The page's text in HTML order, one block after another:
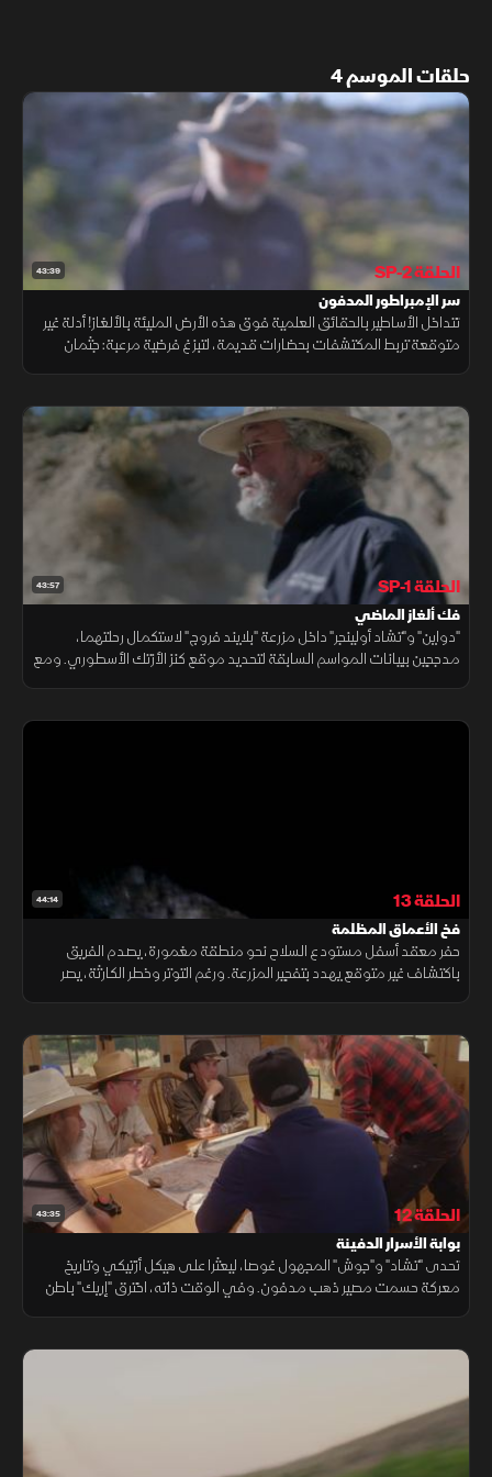
حلقات الموسم 4
43:39 الحلقة SP-2
سر الإمبراطور المدفون
تتداخل الأساطير بالحقائق العلمية فوق هذه الأرض المليئة بالألغاز! أدلة غير
متوقعة تربط المكتشفات بحضارات قديمة، لتبزغ فرضية مرعبة: جثمان
43:57 الحلقة SP-1
فك ألغاز الماضي
"دواين" و"تشاد أولينجر" داخل مزرعة "بلايند فروج" لاستكمال رحلتهما،
مدججين ببيانات المواسم السابقة لتحديد موقع كنز الأزتك الأسطوري. ومع
44:14 الحلقة 13
فخ الأعماق المظلمة
حفر معقد أسفل مستودع السلاح نحو منطقة مغمورة، يصدم الفريق
باكتشاف غير متوقع يهدد بتفجير المزرعة. ورغم التوتر وخطر الكارثة، يصر
43:35 الحلقة 12
بوابة الأسرار الدفينة
تحدى "تشاد" و"جوش" المجهول غوصا، ليعثرا على هيكل أزتيكي وتاريخ
معركة حسمت مصير ذهب مدفون. وفي الوقت ذاته، اخترق "إريك" باطن